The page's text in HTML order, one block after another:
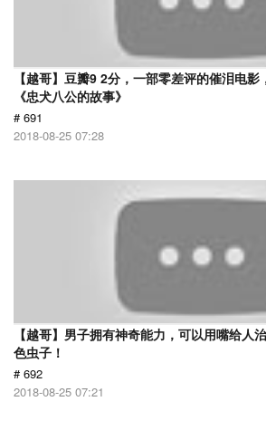
【越哥】豆瓣9 2分，一部零差评的催泪电
《忠犬八公的故事》
# 691
2018-08-25 07:28
【越哥】男子拥有神奇能力，可以用嘴给人
色虫子！
# 692
2018-08-25 07:21